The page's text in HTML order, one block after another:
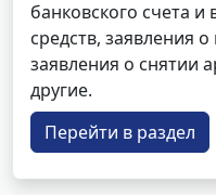
банковского счета и
средств, заявления
заявления о снятии
другие.
Перейти в раздел